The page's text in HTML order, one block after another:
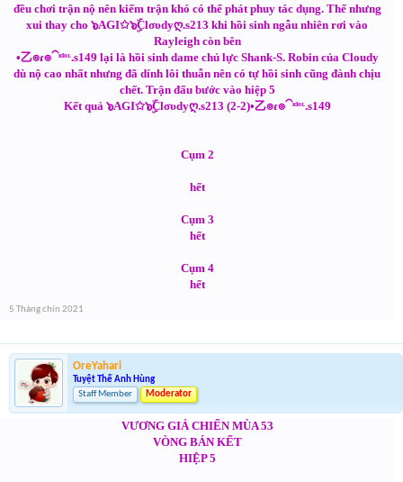
đều chơi trận nộ nên kiếm trận khó có thể phát phuy tác dụng. Thế nhưng
xui thay cho ๖AGI✩๖ۣۜClσυdyღ.s213 khi hồi sinh ngẫu nhiên rơi vào
Rayleigh còn bên
•乙๏ɾ๏⁀ᶦᵈᵒᶫ.s149 lại là hồi sinh dame chủ lực Shank-S. Robin của Cloudy
dù nộ cao nhất nhưng đã dính lôi thuẫn nên có tự hồi sinh cũng đành chịu
chết. Trận đấu bước vào hiệp 5
Kết quả ๖AGI✩๖ۣۜClσυdyღ.s213 (2-2)•乙๏ɾ๏⁀ᶦᵈᵒᶫ.s149
Cụm 2
hết
Cụm 3
hết
Cụm 4
hết
5 Tháng chín 2021
OreYahari
Tuyệt Thế Anh Hùng
Staff Member
Moderator
VƯƠNG GIẢ CHIẾN MÙA 53
VÒNG BÁN KẾT
HIỆP 5